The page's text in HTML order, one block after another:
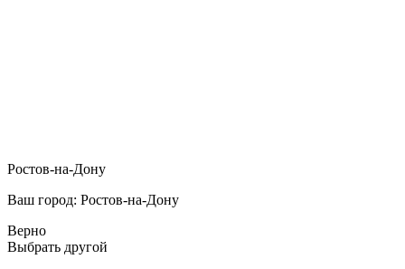
Ростов-на-Дону
Ваш город: Ростов-на-Дону
Верно
Выбрать другой